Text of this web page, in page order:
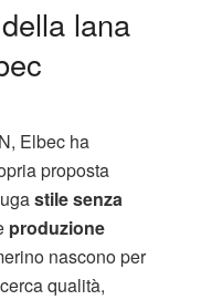
lana
Elbec ha
proposta
stile senza
produzione
nascono per
qualità,